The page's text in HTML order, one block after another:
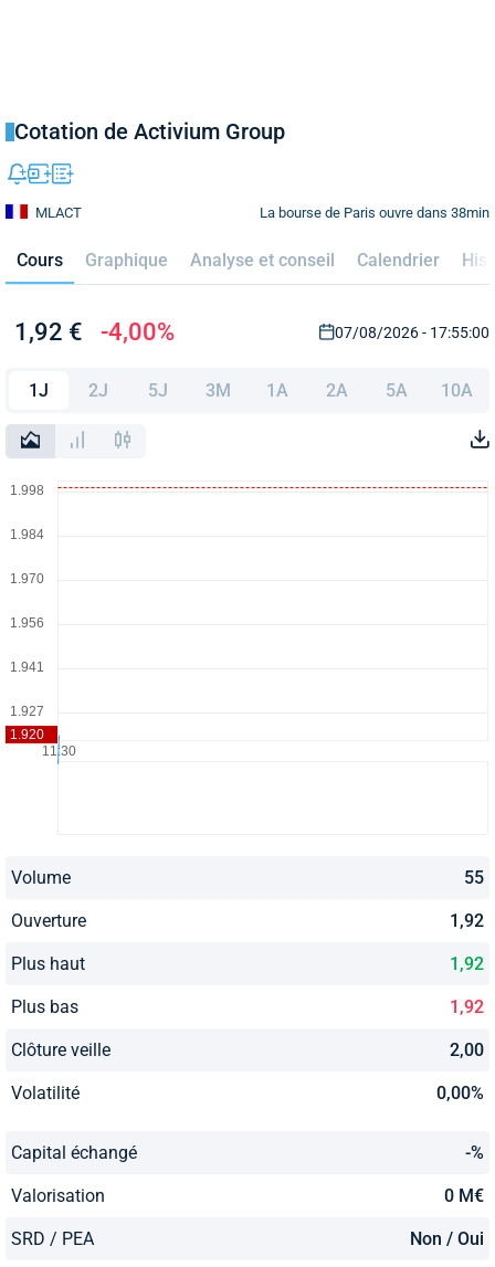
Cotation de Activium Group
La bourse de Paris ouvre dans 38min
MLACT
Cours Graphique Analyse et conseil Calendrier
1,92 € -4,00% 07/08/2026 - 17:55:00
1J 2J 5J 3M 1A 2A 5A 10A
Volume 55
Ouverture 1,92
Plus haut 1,92
Plus bas 1,92
Clôture veille 2,00
Volatilité 0,00%
Capital échangé -%
Valorisation 0 M€
SRD / PEA Non / Oui